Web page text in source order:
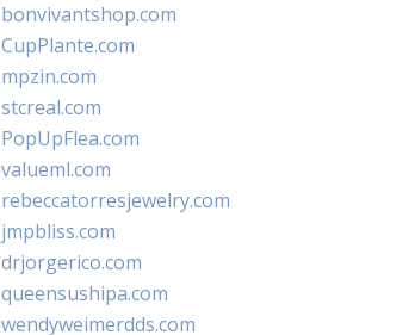
bonvivantshop.com
CupPlante.com
mpzin.com
stcreal.com
PopUpFlea.com
valueml.com
rebeccatorresjewelry.com
jmpbliss.com
drjorgerico.com
queensushipa.com
wendyweimerdds.com